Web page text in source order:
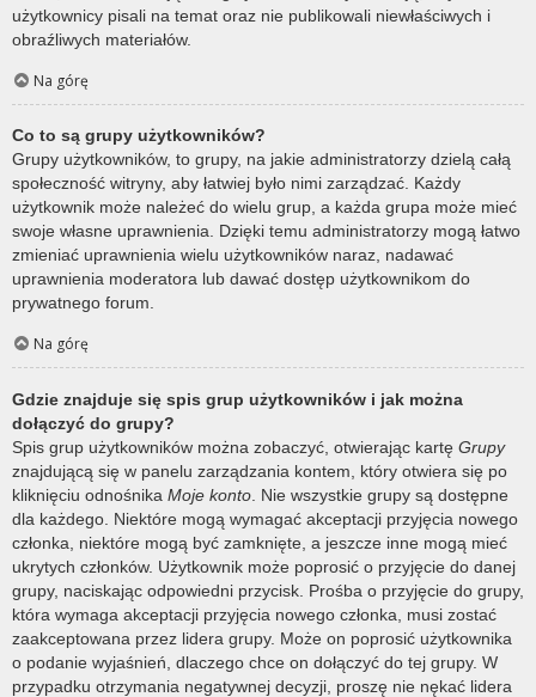
użytkownicy pisali na temat oraz nie publikowali niewłaściwych i
obraźliwych materiałów.
Na górę
Co to są grupy użytkowników?
Grupy użytkowników, to grupy, na jakie administratorzy dzielą całą
społeczność witryny, aby łatwiej było nimi zarządzać. Każdy
użytkownik może należeć do wielu grup, a każda grupa może mieć
swoje własne uprawnienia. Dzięki temu administratorzy mogą łatwo
zmieniać uprawnienia wielu użytkowników naraz, nadawać
uprawnienia moderatora lub dawać dostęp użytkownikom do
prywatnego forum.
Na górę
Gdzie znajduje się spis grup użytkowników i jak można
dołączyć do grupy?
Spis grup użytkowników można zobaczyć, otwierając kartę Grupy
znajdującą się w panelu zarządzania kontem, który otwiera się po
kliknięciu odnośnika Moje konto . Nie wszystkie grupy są dostępne
dla każdego. Niektóre mogą wymagać akceptacji przyjęcia nowego
członka, niektóre mogą być zamknięte, a jeszcze inne mogą mieć
ukrytych członków. Użytkownik może poprosić o przyjęcie do danej
grupy, naciskając odpowiedni przycisk. Prośba o przyjęcie do grupy,
która wymaga akceptacji przyjęcia nowego członka, musi zostać
zaakceptowana przez lidera grupy. Może on poprosić użytkownika
o podanie wyjaśnień, dlaczego chce on dołączyć do tej grupy. W
przypadku otrzymania negatywnej decyzji, proszę nie nękać lidera